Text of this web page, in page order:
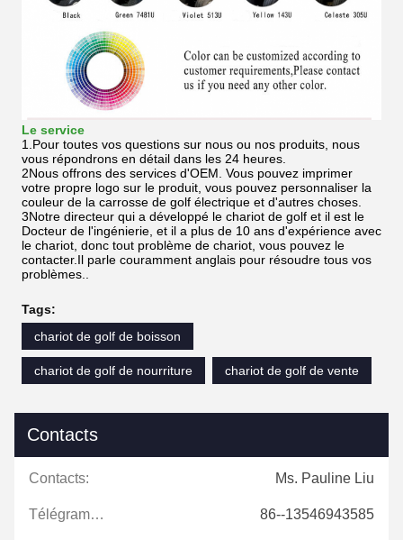
Le service
1.Pour toutes vos questions sur nous ou nos produits, nous
vous répondrons en détail dans les 24 heures.
2Nous offrons des services d'OEM. Vous pouvez imprimer
votre propre logo sur le produit, vous pouvez personnaliser la
couleur de la carrosse de golf électrique et d'autres choses.
3Notre directeur qui a développé le chariot de golf et il est le
Docteur de l'ingénierie, et il a plus de 10 ans d'expérience avec
le chariot, donc tout problème de chariot, vous pouvez le
contacter.Il parle couramment anglais pour résoudre tous vos
problèmes..
Tags:
chariot de golf de boisson
chariot de golf de nourriture chariot de golf de vente
Contacts
Contacts: Ms. Pauline Liu
Télégramme: 86--13546943585